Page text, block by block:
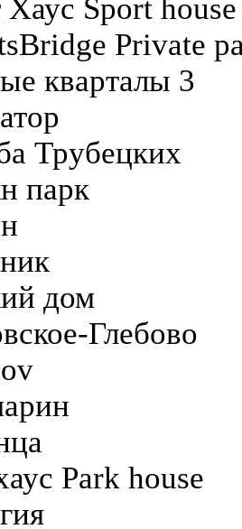
Sport house
Private
кварталы 3
Трубецких
парк
дом
Глебово
Park house